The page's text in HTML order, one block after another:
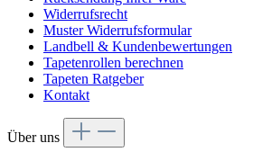
Widerrufsrecht
Muster Widerrufsformular
Landbell & Kundenbewertungen
Tapetenrollen berechnen
Tapeten Ratgeber
Kontakt
Über uns